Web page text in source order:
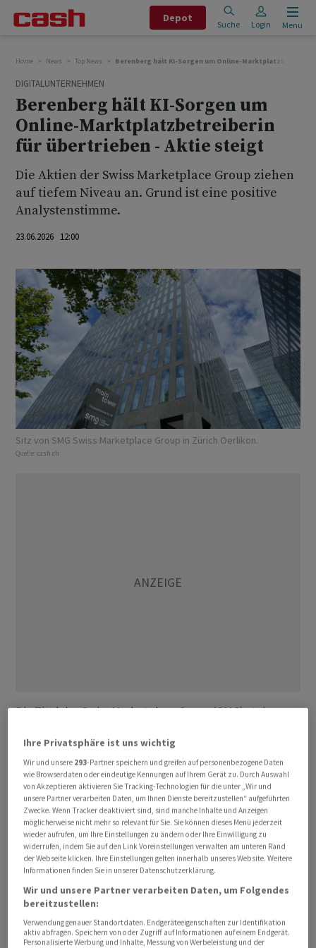
Depot
Suche Login Menu
Home News Top News Berenberg hält KI-Sorgen um Online-
DIGITALUNTERNEHMEN
Berenberg hält KI-Sorgen um
Online-Marktplatzbetreiberin
für übertrieben - Aktie steigt
Die Aktien der Swiss Marketplace Group ziehen
auf tiefem Niveau an. Grund ist eine positive
Analystenstimme.
23.06.2026 12:00
Sitz von SMG Swiss Marketplace Group in Zürich Oerlikon.
Quelle: cash.ch
Die Titel der Swiss Marketplace Group (SMG) steigen
nun 25,50 Franken wert. Dieser Stand ist noch immer
tief, wenn man bedenkt, dass die Aktie beim
Börsengang im September 2025 für 48,25 Franken
verfügbar waren. In der Zwischenzeit ist sie um mehr als
45 Prozent gefallen.
Hintergrund des Kursverfalls ist die Sorge, dass
Künstliche Intelligenz (KI) das Geschäftsmodell der
Online-Marktplatzanbieterin unterläuft. Diese
Bedenken sowie den damit verbundenen Kursrückgang
hält die zuständige Analystin der Privatbank Berenberg
für übertrieben, wie sie in ihrer Notiz vom
Ihre Privatsphäre ist uns wichtig
Wir und unsere 293-Partner speichern und greifen auf personenbezogene Daten
wie Browserdaten oder eindeutige Kennungen auf Ihrem Gerät zu. Durch Auswahl
von Akzeptieren aktivieren Sie Tracking-Technologien für die unter „Wir und
unsere Partner verarbeiten Daten, um Ihnen Dienste bereitzustellen“ aufgeführten
Zwecke. Wenn Tracker deaktiviert sind, sind manche Inhalte und Anzeigen
möglicherweise nicht mehr so relevant für Sie. Sie können dieses Menü jederzeit
wieder aufrufen, um Ihre Einstellungen zu ändern oder Ihre Einwilligung zu
widerrufen, indem Sie auf den Link Voreinstellungen verwalten am unteren Rand
der Webseite klicken. Ihre Einstellungen gelten innerhalb unseres Website. Weitere
Informationen finden Sie in unserer Datenschutzerklärung.
Wir und unsere Partner verarbeiten Daten, um Folgendes
bereitzustellen:
Verwendung genauer Standortdaten. Endgeräteeigenschaften zur Identifikation
aktiv abfragen. Speichern von oder Zugriff auf Informationen auf einem Endgerät.
Personalisierte Werbung und Inhalte, Messung von Werbeleistung und der